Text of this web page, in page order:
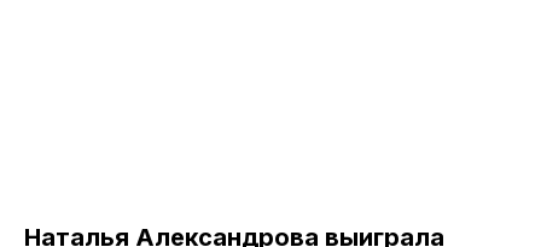
Наталья Александрова выиграла